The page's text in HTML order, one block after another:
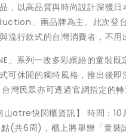
，以高品質與時尚設計深獲
」兩品牌為主。此次登台
流行款式的台灣消費者，不
」系列一改多彩繽紛的童裝
可休閒的獨特風格，推出後
灣民眾亦可透過官網指定的轉
山atre快閃櫃資訊】 時間：
(共6周)，櫃上將舉辦「童裝